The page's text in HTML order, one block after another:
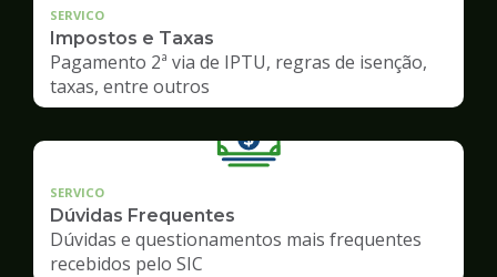
SERVICO
Impostos e Taxas
Pagamento 2ª via de IPTU, regras de isenção,
taxas, entre outros
SERVICO
Dúvidas Frequentes
Dúvidas e questionamentos mais frequentes
recebidos pelo SIC